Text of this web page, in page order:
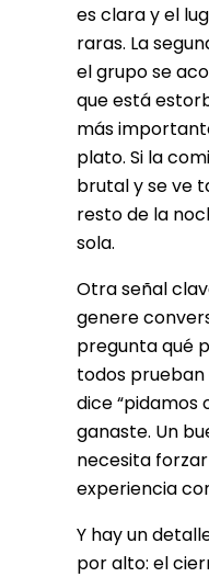
es clara y el
raras. La
el grupo se
que está
más
plato. Si la
brutal y se ve
resto de la
sola.
Otra señal
genere
pregunta qué
todos prueban
dice “pidamos
ganaste. Un
necesita
experiencia
Y hay un
por alto: el